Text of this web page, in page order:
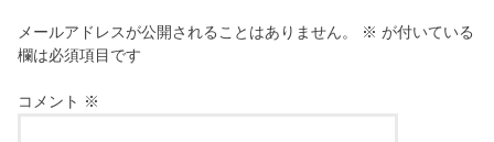
メールアドレスが公開されることはありません。 ※ が付いている
欄は必須項目です
コメント ※